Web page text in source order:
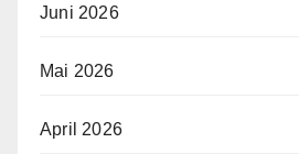
Juni 2026
Mai 2026
April 2026